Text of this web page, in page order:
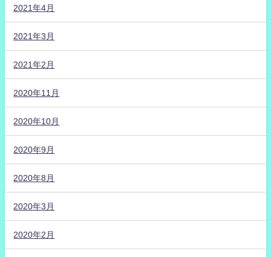
2021年4月
2021年3月
2021年2月
2020年11月
2020年10月
2020年9月
2020年8月
2020年3月
2020年2月